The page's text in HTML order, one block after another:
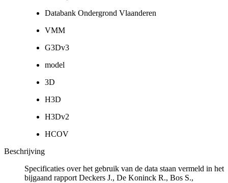
Databank Ondergrond Vlaanderen
VMM
G3Dv3
model
3D
H3D
H3Dv2
HCOV
Beschrijving
Specificaties over het gebruik van de data staan vermeld in het
bijgaand rapport Deckers J., De Koninck R., Bos S.,